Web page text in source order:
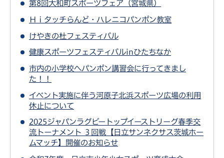
第8回大和町スポーツフェア（宮城県）
Ｈｉタッチらんど・ハレニコパンポン教室
けやきの杜フェスティバル
健康スポーツフェスティバルinひたちなか
市内の小学校へパンポン講習会に行ってきまし
た！！
イベント実施に伴う河原子北浜スポーツ広場の利用
休止について
2025ジャパンラグビートップイーストリーグ春季交
流トーナメント ３回戦【日立サンネクサス茨城ホー
ムマッチ】開催のお知らせ